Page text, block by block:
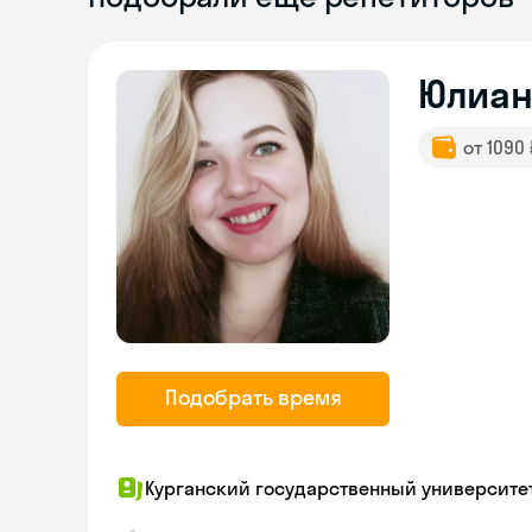
Подобрать время
от
Курганский государственный